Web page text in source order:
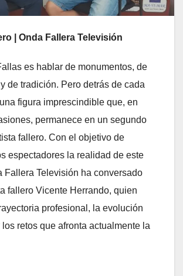
| Onda Fallera Televisión
es hablar de monumentos, de
de tradición. Pero detrás de cada
figura imprescindible que, en
permanece en un segundo
fallero. Con el objetivo de
espectadores la realidad de este
Fallera Televisión ha conversado
fallero Vicente Herrando, quien
profesional, la evolución
retos que afronta actualmente la